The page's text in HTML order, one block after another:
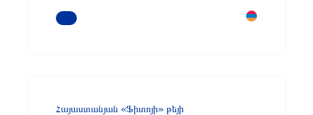
ԿԱՐԴԱՑԵՔ ԱՎԵԼԻՆ
Հայաստանյան «Ֆիտոյի» թեյի